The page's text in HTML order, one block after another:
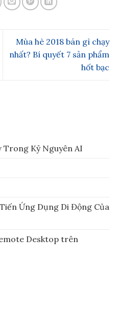
Mùa hè 2018 bán gì chạy
nhất? Bí quyết 7 sản phẩm
hốt bạc
Kỷ Nguyên AI
Ứng Dụng Di Động Của
Desktop trên